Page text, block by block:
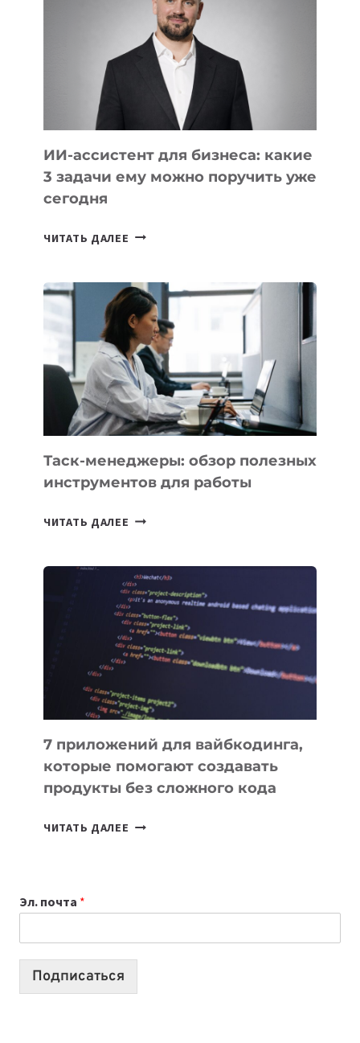
РАЗВИВАЮТ
ТЕХНОЛОГИЧЕСКОЕ
ОБРАЗОВАНИЕ
ТАДЖИКИСТАНА
ИИ-ассистент для бизнеса: какие
3 задачи ему можно поручить уже
сегодня
ЧИТАТЬ ДАЛЕЕ ИИ-
БИЗНЕСА:
КАКИЕ
3
ЗАДАЧИ
ЕМУ
МОЖНО
ПОРУЧИТЬ
УЖЕ
СЕГОДНЯ
Таск-менеджеры: обзор полезных
инструментов для работы
ЧИТАТЬ ДАЛЕЕ ТАСК-
ПОЛЕЗНЫХ
ИНСТРУМЕНТОВ
ДЛЯ
РАБОТЫ
7 приложений для вайбкодинга,
которые помогают создавать
продукты без сложного кода
ЧИТАТЬ ДАЛЕЕ
СОЗДАВАТЬ
ПРОДУКТЫ
Эл. почта *
Подписаться